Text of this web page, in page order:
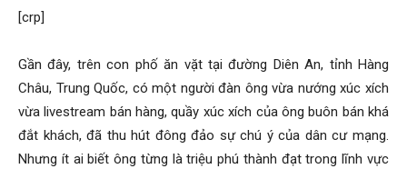
[crp]
Gần đây, trên con phố ăn vặt tại đường Diên An, tỉnh Hàng
Châu, Trung Quốc, có một người đàn ông vừa nướng xúc xích
vừa livestream bán hàng, quầy xúc xích của ông buôn bán khá
đắt khách, đã thu hút đông đảo sự chú ý của dân cư mạng.
Nhưng ít ai biết ông từng là triệu phú thành đạt trong lĩnh vực